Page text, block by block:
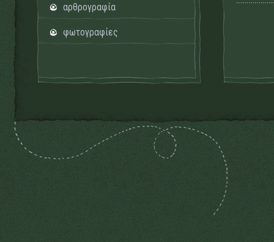
αρθρογραφία
φωτογραφίες